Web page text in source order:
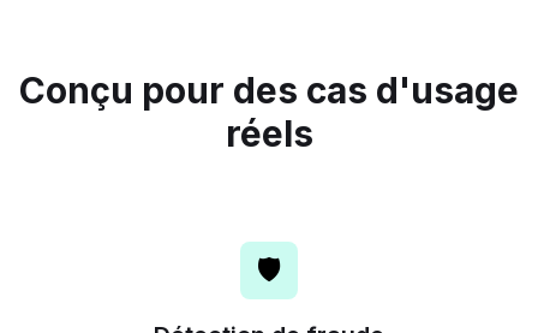
Conçu pour des cas d'usage
réels
🛡️